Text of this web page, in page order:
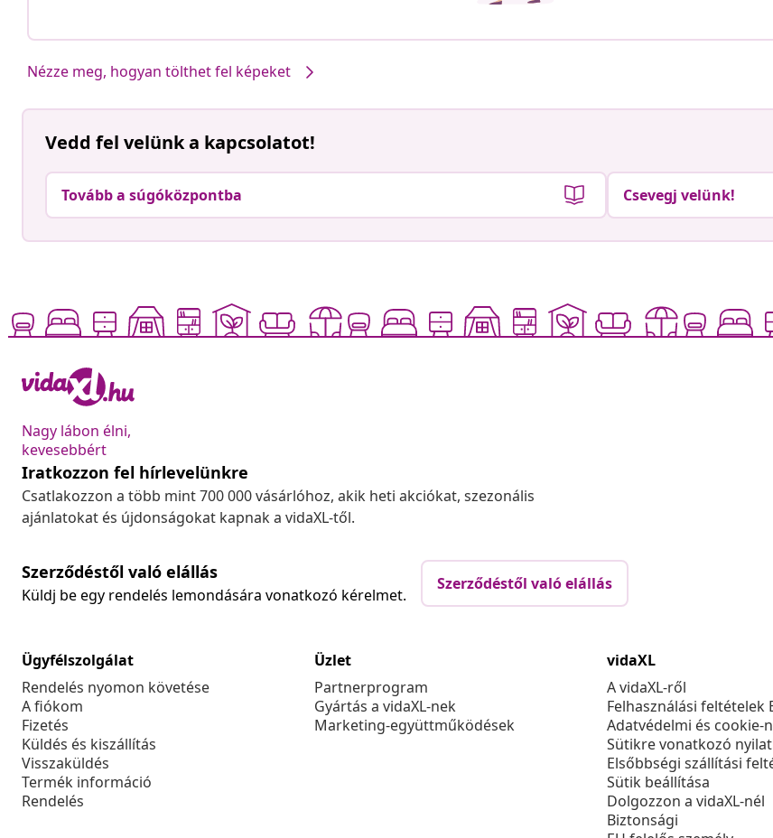
Nézze meg, hogyan tölthet fel képeket
Vedd fel velünk a kapcsolatot!
Tovább a súgóközpontba Csevegj velünk!
Nagy lábon élni,
kevesebbért
Iratkozzon fel hírlevelünkre
Csatlakozzon a több mint 700 000 vásárlóhoz, akik heti akciókat, szezonális
ajánlatokat és újdonságokat kapnak a vidaXL-től.
Szerződéstől való elállás
Küldj be egy rendelés lemondására vonatkozó kérelmet.
Szerződéstől való elállás
Ügyfélszolgálat
Rendelés nyomon követése
A fiókom
Fizetés
Küldés és kiszállítás
Visszaküldés
Termék információ
Rendelés
Üzlet
Partnerprogram
Gyártás a vidaXL-nek
Marketing-együttműködések
vidaXL
A vidaXL-ről
Felhasználási feltételek
Adatvédelmi és cookie-
Sütikre vonatkozó
Elsőbbségi szállítási
Sütik beállítása
Dolgozzon a vidaXL-nél
Biztonsági